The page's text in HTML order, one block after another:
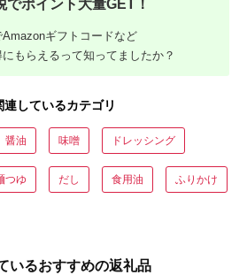
でポイント大量GET！
ギフトコードなど
もらえるって知ってましたか？
しているカテゴリ
醤油 味噌 ドレッシング
つゆ だし 食用油 ふりかけ
いるおすすめの返礼品